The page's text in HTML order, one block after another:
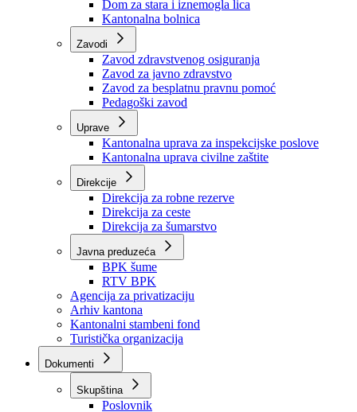
Ustanove
Centar za socijalni rad
Dom za stara i iznemogla lica
Kantonalna bolnica
Zavodi
Zavod zdravstvenog osiguranja
Zavod za javno zdravstvo
Zavod za besplatnu pravnu pomoć
Pedagoški zavod
Kantonalna uprava za inspekcijske poslove
Kantonalna uprava civilne zaštite
Direkcije
Direkcija za robne rezerve
Direkcija za ceste
Direkcija za šumarstvo
Javna preduzeća
BPK šume
RTV BPK
Agencija za privatizaciju
Arhiv kantona
Kantonalni stambeni fond
Turistička organizacija
Dokumenti